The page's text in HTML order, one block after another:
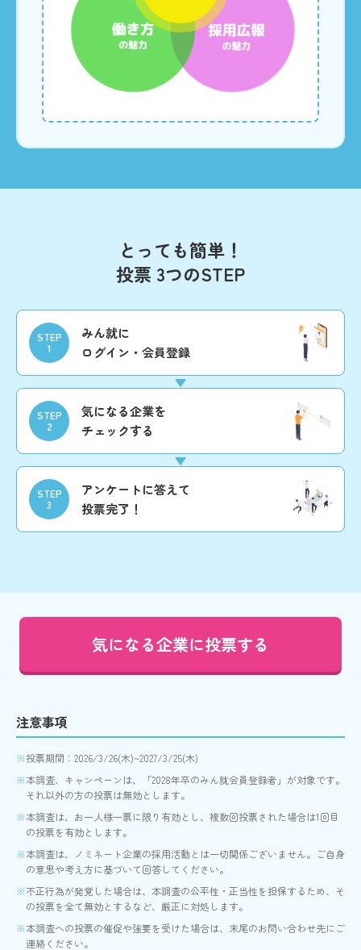
とっても簡単！
投票 3つのSTEP
STEP
1
みん就に
ログイン・会員登録
STEP
2
気になる企業を
チェックする
STEP
3
アンケートに答えて
投票完了！
気になる企業に投票する
注意事項
投票期間：2026/3/26(木)~2027/3/25(木)
本調査、キャンペーンは、「2028年卒のみん就会員登録者」が対象です。
それ以外の方の投票は無効とします。
本調査は、お一人様一票に限り有効とし、複数回投票された場合は1回目
の投票を有効とします。
本調査は、ノミネート企業の採用活動とは一切関係ございません。ご自身
の意思や考え方に基づいて回答してください。
不正行為が発覚した場合は、本調査の公平性・正当性を担保するため、そ
の投票を全て無効とするなど、厳正に対処します。
本調査への投票の催促や強要を受けた場合は、末尾のお問い合わせ先にご
連絡ください。